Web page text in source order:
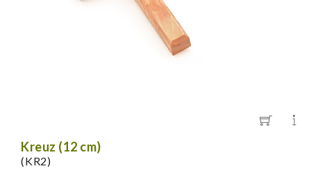
Kreuz (12 cm)
(KR2)